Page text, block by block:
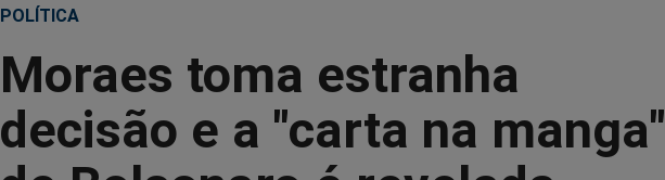
POLÍTICA
Moraes toma estranha
decisão e a "carta na manga"